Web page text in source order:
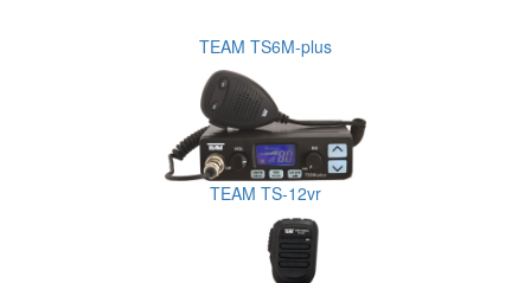
TEAM TS6M-plus
TEAM TS-12vr